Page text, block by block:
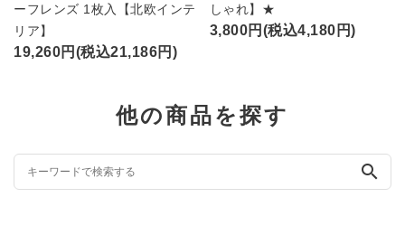
ーフレンズ 1枚入【北欧インテ
リア】
19,260円(税込21,186円)
しゃれ】★
3,800円(税込4,180円)
他の商品を探す
search